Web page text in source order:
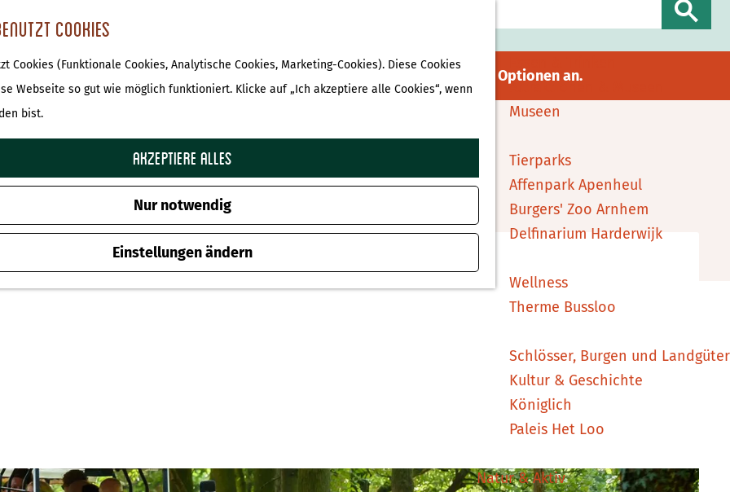
Cookies
Cookies (Funktionale Cookies, Analytische Cookies, Marketing-Cookies). Diese Cookies
Webseite so gut wie möglich funktioniert. Klicke auf „Ich akzeptiere alle Cookies“, wenn
bist.
Akzeptiere alles
Nur notwendig
Einstellungen ändern
Attraktionen & Museen
Museen
Tierparks
Affenpark Apenheul
Burgers' Zoo Arnhem
Delfinarium Harderwijk
Wellness
Therme Bussloo
Schlösser, Burgen und Landgüter
Kultur & Geschichte
Königlich
Paleis Het Loo
Natur & Aktiv
S
mehr verfügbar. Sehen Sie sich das aktuelle Angebot für verfügbare Optionen an.
Lutterzand Express
Zu Favoriten hinzufügenZu Favoriten hinzufügen